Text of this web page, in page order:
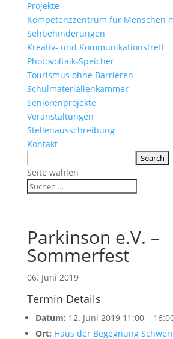
Projekte
Kompetenzzentrum für Menschen
Sehbehinderungen
Kreativ- und Kommunikationstreff
Photovoltaik-Speicher
Tourismus ohne Barrieren
Schulmaterialienkammer
Seniorenprojekte
Veranstaltungen
Stellenausschreibung
Kontakt
Seite wählen
Parkinson e.V. –
Sommerfest
06. Juni 2019
Termin Details
Datum: 12. Juni 2019 11:00–
Ort: Haus der Begegnung